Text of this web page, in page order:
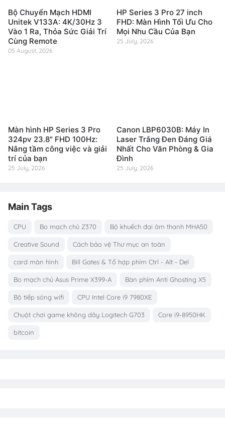
Bộ Chuyển Mạch HDMI
Unitek V133A: 4K/30Hz 3
Vào 1 Ra, Thỏa Sức Giải Trí
Cùng Remote
05 August, 2026
HP Series 3 Pro 27 inch
FHD: Màn Hình Tối Ưu Cho
Mọi Nhu Cầu Của Bạn
25 July, 2026
Màn hình HP Series 3 Pro
324pv 23.8" FHD 100Hz:
Nâng tầm công việc và giải
trí của bạn
25 July, 2026
Canon LBP6030B: Máy In
Laser Trắng Đen Đáng Giá
Nhất Cho Văn Phòng & Gia
Đình
25 July, 2026
Main Tags
CPU Bo mạch chủ Z370 Bộ khuếch đại âm thanh MHA50
Creative Sound Cách bảo vệ Thư mục an toàn
card màn hình Bill Gates & Tổ hợp phím Ctrl - Alt - Del
Bo mạch chủ Asus Prime X399-A Bàn phím Anti Ghosting X5
Bộ tiếp sóng wifi CPU Intel Core i9 7980XE
Chuột chơi game không dây Logitech G703 Core i9-8950HK
bitcoin